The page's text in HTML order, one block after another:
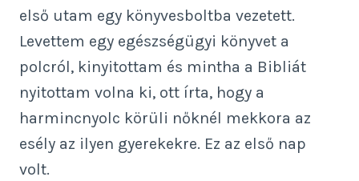
első utam egy könyvesboltba vezetett.
Levettem egy egészségügyi könyvet a
polcról, kinyitottam és mintha a Bibliát
nyitottam volna ki, ott írta, hogy a
harmincnyolc körüli nőknél mekkora az
esély az ilyen gyerekekre. Ez az első nap
volt.